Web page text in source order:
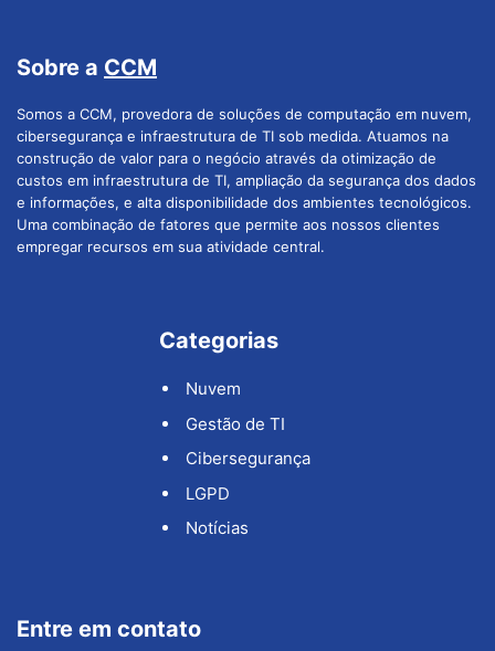
Sobre a CCM
Somos a CCM, provedora de soluções de computação em nuvem,
cibersegurança e infraestrutura de TI sob medida. Atuamos na
construção de valor para o negócio através da otimização de
custos em infraestrutura de TI, ampliação da segurança dos dados
e informações, e alta disponibilidade dos ambientes tecnológicos.
Uma combinação de fatores que permite aos nossos clientes
empregar recursos em sua atividade central.
Categorias
Nuvem
Gestão de TI
Cibersegurança
LGPD
Notícias
Entre em contato